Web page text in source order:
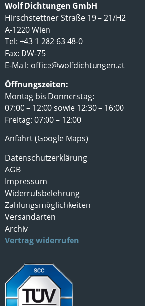
Wolf Dichtungen GmbH
Hirschstettner Straße 19 – 21/H2
A-1220 Wien
Tel: +43 1 282 63 48-0
Fax: DW-75
E-Mail: office@wolfdichtungen.at
Öffnungszeiten:
Montag bis Donnerstag:
07:00 – 12:00 sowie 12:30 – 16:00
Freitag: 07:00 – 12:00
Anfahrt (Google Maps)
Datenschutzerklärung
AGB
Impressum
Widerrufsbelehrung
Zahlungsmöglichkeiten
Versandarten
Archiv
Vertrag widerrufen